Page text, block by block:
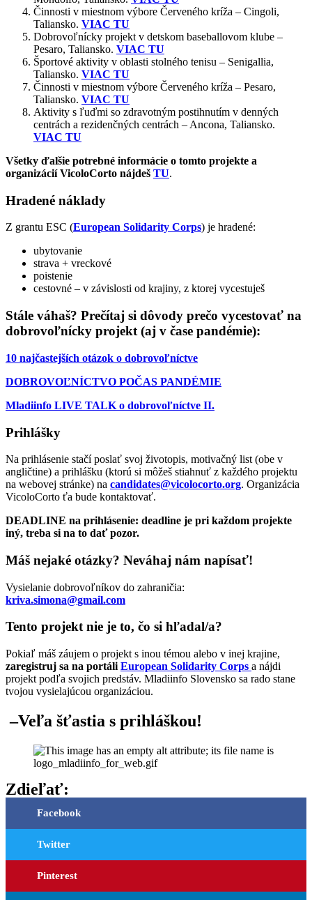
Činnosti v miestnom výbore Červeného kríža – Cingoli,
Taliansko. VIAC TU
Dobrovoľnícky projekt v detskom baseballovom klube –
Pesaro, Taliansko. VIAC TU
Športové aktivity v oblasti stolného tenisu – Senigallia,
Taliansko. VIAC TU
Činnosti v miestnom výbore Červeného kríža – Pesaro,
Taliansko. VIAC TU
Aktivity s ľuďmi so zdravotným postihnutím v denných
centrách a rezidenčných centrách – Ancona, Taliansko.
VIAC TU
Všetky ďalšie potrebné informácie o tomto projekte a
organizácií VicoloCorto nájdeš TU.
Hradené náklady
Z grantu ESC (European Solidarity Corps) je hradené:
ubytovanie
strava + vreckové
poistenie
cestovné – v závislosti od krajiny, z ktorej vycestuješ
Stále váhaš? Prečítaj si dôvody prečo vycestovať na
dobrovoľnícky projekt (aj v čase pandémie):
10 najčastejších otázok o dobrovoľníctve
DOBROVOĽNÍCTVO POČAS PANDÉMIE
Mladiinfo LIVE TALK o dobrovoľníctve II.
Prihlášky
Na prihlásenie stačí poslať svoj životopis, motivačný list (obe v
angličtine) a prihlášku (ktorú si môžeš stiahnuť z každého projektu
na webovej stránke) na candidates@vicolocorto.org. Organizácia
VicoloCorto ťa bude kontaktovať.
DEADLINE na prihlásenie: deadline je pri každom projekte
iný, treba si na to dať pozor.
Máš nejaké otázky? Neváhaj nám napísať!
Vysielanie dobrovoľníkov do zahraničia:
kriva.simona@gmail.com
Tento projekt nie je to, čo si hľadal/a?
Pokiaľ máš záujem o projekt s inou témou alebo v inej krajine,
zaregistruj sa na portáli European Solidarity Corps a nájdi
projekt podľa svojich predstáv. Mladiinfo Slovensko sa rado stane
tvojou vysielajúcou organizáciou.
–Veľa šťastia s prihláškou!
Zdieľať:
Facebook
Twitter
Pinterest